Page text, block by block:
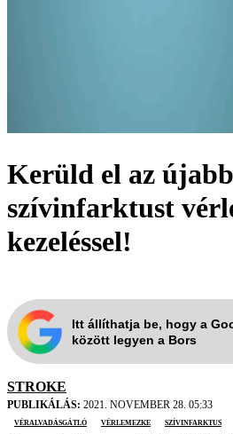
Kerüld el az újabb
szívinfarktust
kezeléssel!
Itt állíthatja be, hogy a
között legyen a Bors
STROKE
PUBLIKÁLÁS: 2021. NOVEMBER 28. 05:33
véralvadásgátló
vérlemezke szívinfarktus